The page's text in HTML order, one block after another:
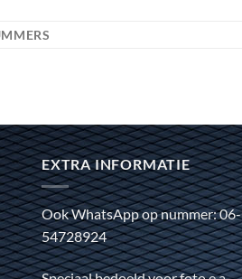
EXTRA INFORMATIE
Ook WhatsApp op nummer: 06-
54728924